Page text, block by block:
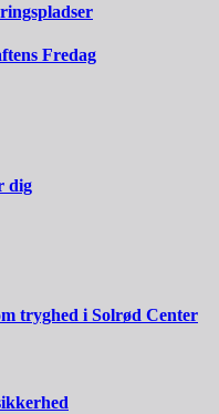
Fredag
dig
tryghed i Solrød Center